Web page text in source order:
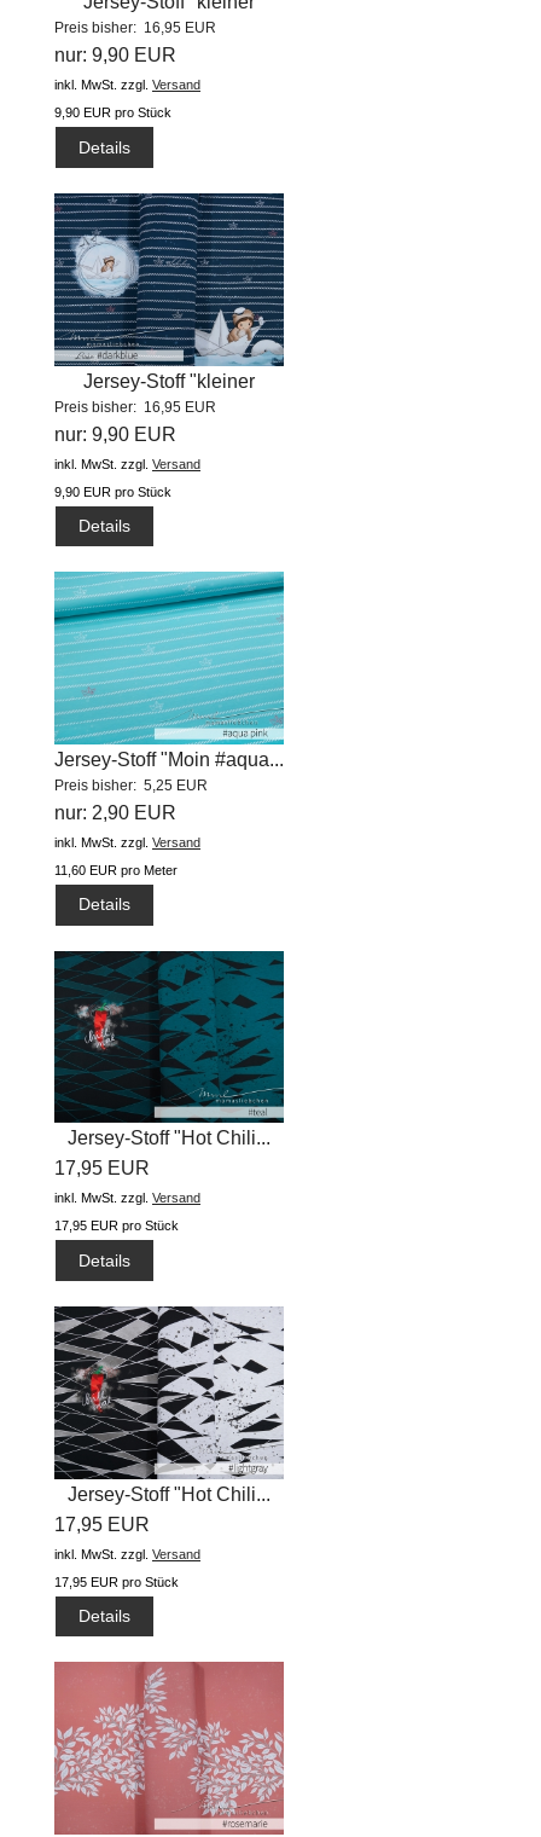
Seebär...
Preis bisher: 16,95 EUR
nur: 9,90 EUR
inkl. MwSt. zzgl. Versand
9,90 EUR pro Stück
Details
Jersey-Stoff "kleiner
Seebär...
Preis bisher: 16,95 EUR
nur: 9,90 EUR
inkl. MwSt. zzgl. Versand
9,90 EUR pro Stück
Details
Jersey-Stoff "Moin #aqua...
Preis bisher: 5,25 EUR
nur: 2,90 EUR
inkl. MwSt. zzgl. Versand
11,60 EUR pro Meter
Details
Jersey-Stoff "Hot Chili...
17,95 EUR
inkl. MwSt. zzgl. Versand
17,95 EUR pro Stück
Details
Jersey-Stoff "Hot Chili...
17,95 EUR
inkl. MwSt. zzgl. Versand
17,95 EUR pro Stück
Details